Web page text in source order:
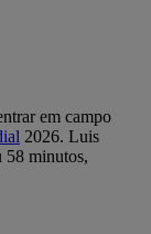
em campo
2026. Luis
58 minutos,